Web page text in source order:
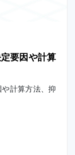
要因や計算
計算方法、抑